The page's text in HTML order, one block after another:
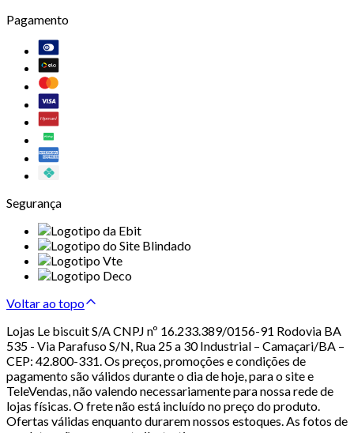
Pagamento
Segurança
Voltar ao topo
Lojas Le biscuit S/A CNPJ nº 16.233.389/0156-91 Rodovia BA
535 - Via Parafuso S/N, Rua 25 a 30 Industrial – Camaçari/BA –
CEP: 42.800-331. Os preços, promoções e condições de
pagamento são válidos durante o dia de hoje, para o site e
TeleVendas, não valendo necessariamente para nossa rede de
lojas físicas. O frete não está incluído no preço do produto.
Ofertas válidas enquanto durarem nossos estoques. As fotos de